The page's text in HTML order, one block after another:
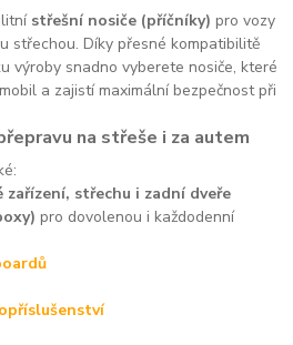
střešní nosiče (příčníky) pro vozy
střechou. Díky přesné kompatibilitě
výroby snadno vyberete nosiče, které
a zajistí maximální bezpečnost při
na střeše i za autem
střechu i zadní dveře
pro dovolenou i každodenní